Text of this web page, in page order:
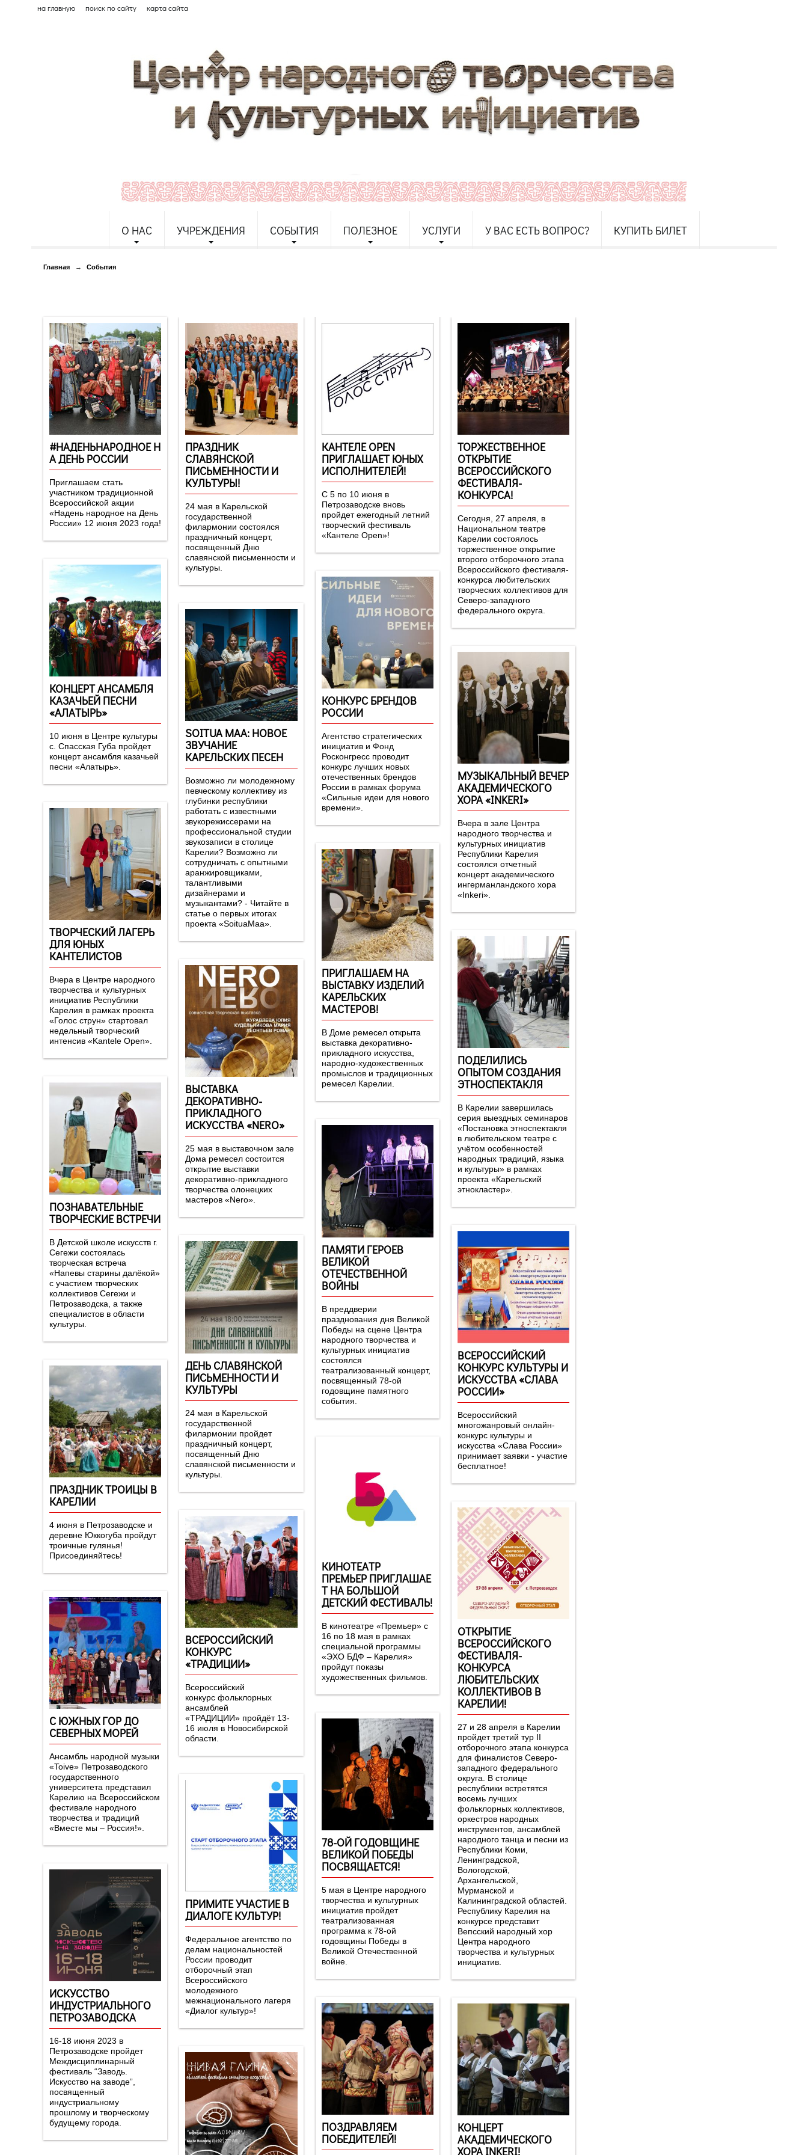
на главную поиск по сайту карта сайта
О НАС УЧРЕЖДЕНИЯ СОБЫТИЯ ПОЛЕЗНОЕ УСЛУГИ У ВАС ЕСТЬ ВОПРОС? КУПИТЬ БИЛЕТ
Главная → События
#НАДЕНЬНАРОДНОЕ Н
А ДЕНЬ РОССИИ
Приглашаем стать
участником традиционной
Всероссийской акции
«Надень народное на День
России» 12 июня 2023 года!
КОНЦЕРТ АНСАМБЛЯ
КАЗАЧЬЕЙ ПЕСНИ
«АЛАТЫРЬ»
10 июня в Центре культуры
с. Спасская Губа пройдет
концерт ансамбля казачьей
песни «Алатырь».
ТВОРЧЕСКИЙ ЛАГЕРЬ
ДЛЯ ЮНЫХ
КАНТЕЛИСТОВ
Вчера в Центре народного
творчества и культурных
инициатив Республики
Карелия в рамках проекта
«Голос струн» стартовал
недельный творческий
интенсив «Kantele Open».
ПОЗНАВАТЕЛЬНЫЕ
ТВОРЧЕСКИЕ ВСТРЕЧИ
В Детской школе искусств г.
Сегежи состоялась
творческая встреча
«Напевы старины далёкой»
с участием творческих
коллективов Сегежи и
Петрозаводска, а также
специалистов в области
культуры.
ПРАЗДНИК ТРОИЦЫ В
КАРЕЛИИ
4 июня в Петрозаводске и
деревне Юккогуба пройдут
троичные гулянья!
Присоединяйтесь!
С ЮЖНЫХ ГОР ДО
СЕВЕРНЫХ МОРЕЙ
Ансамбль народной музыки
«Toive» Петрозаводского
государственного
университета представил
Карелию на Всероссийском
фестивале народного
творчества и традиций
«Вместе мы – Россия!».
ИСКУССТВО
ИНДУСТРИАЛЬНОГО
ПЕТРОЗАВОДСКА
16-18 июня 2023 в
Петрозаводске пройдет
Междисциплинарный
фестиваль “Заводь.
Искусство на заводе”,
посвященный
индустриальному
прошлому и творческому
будущему города.
ПРАЗДНИК
СЛАВЯНСКОЙ
ПИСЬМЕННОСТИ И
КУЛЬТУРЫ!
24 мая в Карельской
государственной
филармонии состоялся
праздничный концерт,
посвященный Дню
славянской письменности и
культуры.
SOITUA MAA: НОВОЕ
ЗВУЧАНИЕ
КАРЕЛЬСКИХ ПЕСЕН
Возможно ли молодежному
певческому коллективу из
глубинки республики
работать с известными
звукорежиссерами на
профессиональной студии
звукозаписи в столице
Карелии? Возможно ли
сотрудничать с опытными
аранжировщиками,
талантливыми
дизайнерами и
музыкантами? - Читайте в
статье о первых итогах
проекта «SoituaMaa».
ВЫСТАВКА
ДЕКОРАТИВНО-
ПРИКЛАДНОГО
ИСКУССТВА «NERO»
25 мая в выставочном зале
Дома ремесел состоится
открытие выставки
декоративно-прикладного
творчества олонецких
мастеров «Nero».
ДЕНЬ СЛАВЯНСКОЙ
ПИСЬМЕННОСТИ И
КУЛЬТУРЫ
24 мая в Карельской
государственной
филармонии пройдет
праздничный концерт,
посвященный Дню
славянской письменности и
культуры.
ВСЕРОССИЙСКИЙ
КОНКУРС
«ТРАДИЦИИ»
Всероссийский
конкурс фольклорных
ансамблей
«ТРАДИЦИИ» пройдёт 13-
16 июля в Новосибирской
области.
ПРИМИТЕ УЧАСТИЕ В
ДИАЛОГЕ КУЛЬТУР!
Федеральное агентство по
делам национальностей
России проводит
отборочный этап
Всероссийского
молодежного
межнационального лагеря
«Диалог культур»!
КАНТЕЛЕ OPEN
ПРИГЛАШАЕТ ЮНЫХ
ИСПОЛНИТЕЛЕЙ!
С 5 по 10 июня в
Петрозаводске вновь
пройдет ежегодный летний
творческий фестиваль
«Кантеле Open»!
КОНКУРС БРЕНДОВ
РОССИИ
Агентство стратегических
инициатив и Фонд
Росконгресс проводит
конкурс лучших новых
отечественных брендов
России в рамках форума
«Сильные идеи для нового
времени».
ПРИГЛАШАЕМ НА
ВЫСТАВКУ ИЗДЕЛИЙ
КАРЕЛЬСКИХ
МАСТЕРОВ!
В Доме ремесел открыта
выставка декоративно-
прикладного искусства,
народно-художественных
промыслов и традиционных
ремесел Карелии.
ПАМЯТИ ГЕРОЕВ
ВЕЛИКОЙ
ОТЕЧЕСТВЕННОЙ
ВОЙНЫ
В преддверии
празднования дня Великой
Победы на сцене Центра
народного творчества и
культурных инициатив
состоялся
театрализованный концерт,
посвященный 78-ой
годовщине памятного
события.
КИНОТЕАТР
ПРЕМЬЕР ПРИГЛАШАЕ
Т НА БОЛЬШОЙ
ДЕТСКИЙ ФЕСТИВАЛЬ!
В кинотеатре «Премьер» с
16 по 18 мая в рамках
специальной программы
«ЭХО БДФ – Карелия»
пройдут показы
художественных фильмов.
78-ОЙ ГОДОВЩИНЕ
ВЕЛИКОЙ ПОБЕДЫ
ПОСВЯЩАЕТСЯ!
5 мая в Центре народного
творчества и культурных
инициатив пройдет
театрализованная
программа к 78-ой
годовщины Победы в
Великой Отечественной
войне.
ПОЗДРАВЛЯЕМ
ПОБЕДИТЕЛЕЙ!
ТОРЖЕСТВЕННОЕ
ОТКРЫТИЕ
ВСЕРОССИЙСКОГО
ФЕСТИВАЛЯ-
КОНКУРСА!
Сегодня, 27 апреля, в
Национальном театре
Карелии состоялось
торжественное открытие
второго отборочного этапа
Всероссийского фестиваля-
конкурса любительских
творческих коллективов для
Северо-западного
федерального округа.
МУЗЫКАЛЬНЫЙ ВЕЧЕР
АКАДЕМИЧЕСКОГО
ХОРА «INKERI»
Вчера в зале Центра
народного творчества и
культурных инициатив
Республики Карелия
состоялся отчетный
концерт академического
ингерманландского хора
«Inkeri».
ПОДЕЛИЛИСЬ
ОПЫТОМ СОЗДАНИЯ
ЭТНОСПЕКТАКЛЯ
В Карелии завершилась
серия выездных семинаров
«Постановка этноспектакля
в любительском театре с
учётом особенностей
народных традиций, языка
и культуры» в рамках
проекта «Карельский
этнокластер».
ВСЕРОССИЙСКИЙ
КОНКУРС КУЛЬТУРЫ И
ИСКУССТВА «СЛАВА
РОССИИ»
Всероссийский
многожанровый онлайн-
конкурс культуры и
искусства «Слава России»
принимает заявки - участие
бесплатное!
ОТКРЫТИЕ
ВСЕРОССИЙСКОГО
ФЕСТИВАЛЯ-
КОНКУРСА
ЛЮБИТЕЛЬСКИХ
КОЛЛЕКТИВОВ В
КАРЕЛИИ!
27 и 28 апреля в Карелии
пройдет третий тур II
отборочного этапа конкурса
для финалистов Северо-
западного федерального
округа. В столице
республики встретятся
восемь лучших
фольклорных коллективов,
оркестров народных
инструментов, ансамблей
народного танца и песни из
Республики Коми,
Ленинградской,
Вологодской,
Архангельской,
Мурманской и
Калининградской областей.
Республику Карелия на
конкурсе представит
Вепсский народный хор
Центра народного
творчества и культурных
инициатив.
КОНЦЕРТ
АКАДЕМИЧЕСКОГО
ХОРА INKERI!